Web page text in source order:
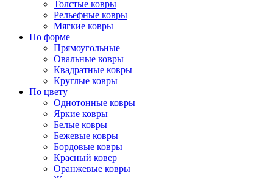
Толстые ковры
Рельефные ковры
Мягкие ковры
По форме
Прямоугольные
Овальные ковры
Квадратные ковры
Круглые ковры
По цвету
Однотонные ковры
Яркие ковры
Белые ковры
Бежевые ковры
Бордовые ковры
Красный ковер
Оранжевые ковры